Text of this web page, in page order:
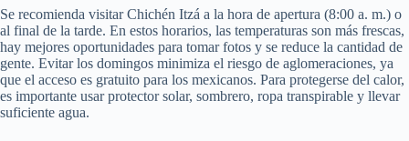
Se recomienda visitar Chichén Itzá a la hora de apertura (8:00 a. m.) o
al final de la tarde. En estos horarios, las temperaturas son más frescas,
hay mejores oportunidades para tomar fotos y se reduce la cantidad de
gente. Evitar los domingos minimiza el riesgo de aglomeraciones, ya
que el acceso es gratuito para los mexicanos. Para protegerse del calor,
es importante usar protector solar, sombrero, ropa transpirable y llevar
suficiente agua.